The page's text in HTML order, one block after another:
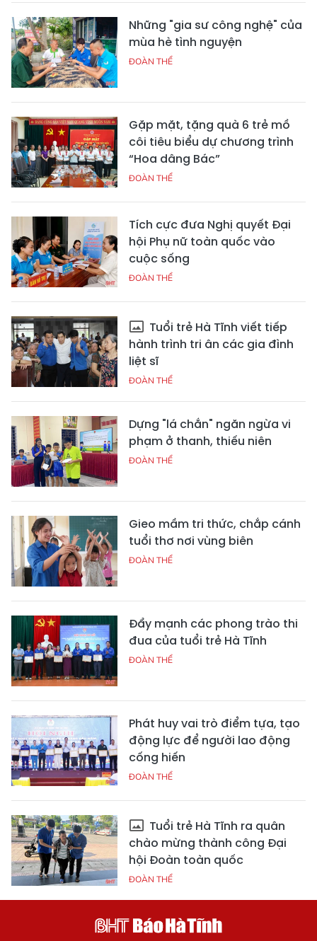
Những "gia sư công nghệ" của
mùa hè tình nguyện
ĐOÀN THỂ
Gặp mặt, tặng quà 6 trẻ mồ
côi tiêu biểu dự chương trình
“Hoa dâng Bác”
ĐOÀN THỂ
Tích cực đưa Nghị quyết Đại
hội Phụ nữ toàn quốc vào
cuộc sống
ĐOÀN THỂ
Tuổi trẻ Hà Tĩnh viết tiếp
hành trình tri ân các gia đình
liệt sĩ
ĐOÀN THỂ
Dựng "lá chắn" ngăn ngừa vi
phạm ở thanh, thiếu niên
ĐOÀN THỂ
Gieo mầm tri thức, chắp cánh
tuổi thơ nơi vùng biên
ĐOÀN THỂ
Đẩy mạnh các phong trào thi
đua của tuổi trẻ Hà Tĩnh
ĐOÀN THỂ
Phát huy vai trò điểm tựa, tạo
động lực để người lao động
cống hiến
ĐOÀN THỂ
Tuổi trẻ Hà Tĩnh ra quân
chào mừng thành công Đại
hội Đoàn toàn quốc
ĐOÀN THỂ